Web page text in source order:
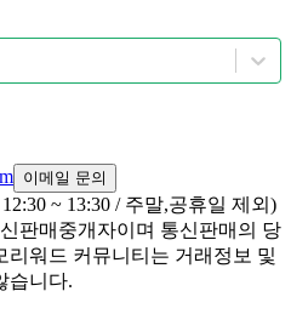
이메일 문의
~ 13:30 / 주말,공휴일 제외)
판매중개자이며 통신판매의 당
워드 커뮤니티는 거래정보 및
습니다.